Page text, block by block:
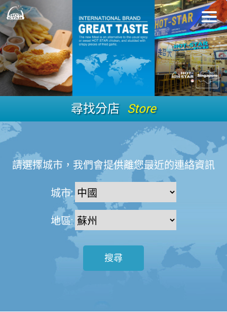
尋找分店 Store
請選擇城市，我們會提供離您最近的連絡資訊
城市:
地區:
搜尋